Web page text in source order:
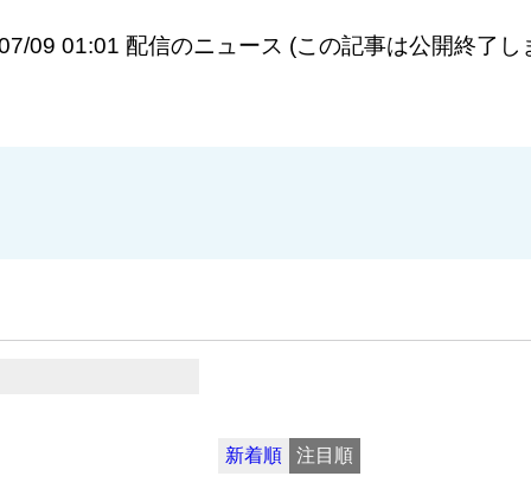
09 01:01 配信のニュース (この記事は公開終了し
新着順 注目順